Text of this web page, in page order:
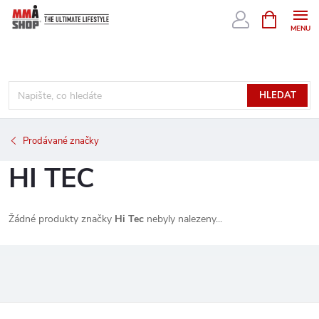
Přejít
HLEDAT
NÁKUPNÍ
KOŠÍK
Prodávané značky
HI TEC
Žádné produkty značky Hi Tec nebyly nalezeny...